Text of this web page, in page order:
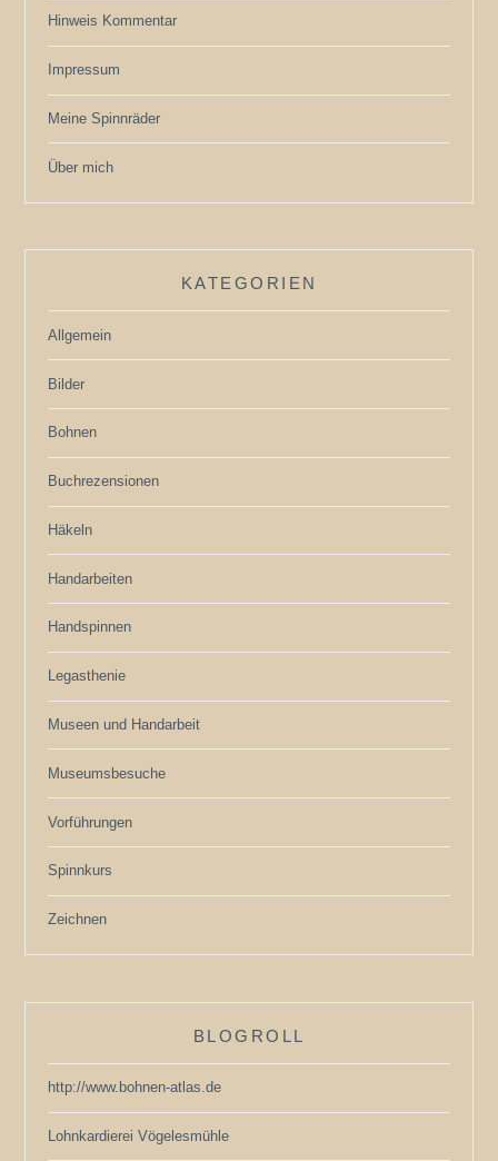
Hinweis Kommentar
Impressum
Meine Spinnräder
Über mich
KATEGORIEN
Allgemein
Bilder
Bohnen
Buchrezensionen
Häkeln
Handarbeiten
Handspinnen
Legasthenie
Museen und Handarbeit
Museumsbesuche
Vorführungen
Spinnkurs
Zeichnen
BLOGROLL
http://www.bohnen-atlas.de
Lohnkardierei Vögelesmühle